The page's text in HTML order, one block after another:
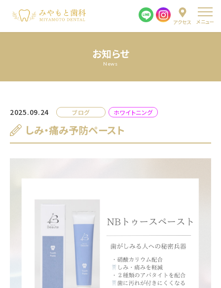
アクセス メニュー
お知らせ
News
2025.09.24 ブログ ホワイトニング
しみ・痛み予防ペースト